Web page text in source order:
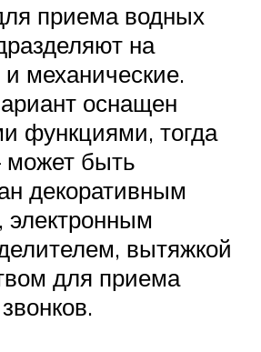
приема водных
на
механические.
оснащен
функциями, тогда
может быть
декоративным
вытяжкой
для приема